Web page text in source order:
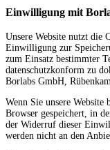
Einwilligung mit
Unsere Website nutzt die
Einwilligung zur
zum Einsatz bestimmter
datenschutzkonform zu
Borlabs GmbH,
Wenn Sie unsere
Browser gespeichert, in
der Widerruf dieser
werden nicht an den